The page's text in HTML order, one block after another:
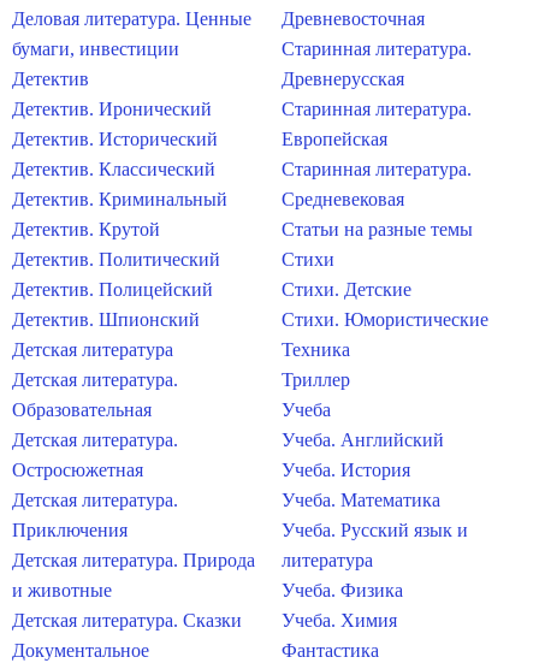
Деловая литература. Ценные
бумаги, инвестиции
Детектив
Детектив. Иронический
Детектив. Исторический
Детектив. Классический
Детектив. Криминальный
Детектив. Крутой
Детектив. Политический
Детектив. Полицейский
Детектив. Шпионский
Детская литература
Детская литература.
Образовательная
Детская литература.
Остросюжетная
Детская литература.
Приключения
Детская литература. Природа
и животные
Детская литература. Сказки
Документальное
Древневосточная
Старинная литература.
Древнерусская
Старинная литература.
Европейская
Старинная литература.
Средневековая
Статьи на разные темы
Стихи
Стихи. Детские
Стихи. Юмористические
Техника
Триллер
Учеба
Учеба. Английский
Учеба. История
Учеба. Математика
Учеба. Русский язык и
литература
Учеба. Физика
Учеба. Химия
Фантастика